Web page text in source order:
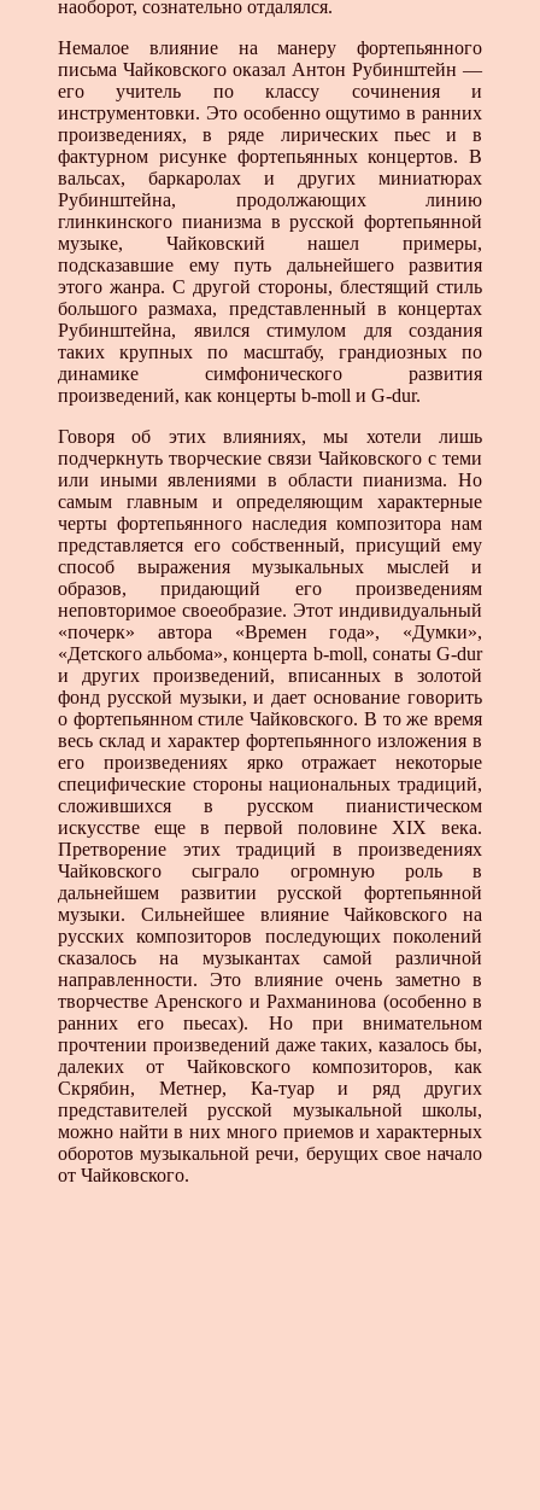
наоборот, сознательно отдалялся.
Немалое влияние на манеру фортепьянного
письма Чайковского оказал Антон Рубинштейн —
его учитель по классу сочинения и
инструментовки. Это особенно ощутимо в ранних
произведениях, в ряде лирических пьес и в
фактурном рисунке фортепьянных концертов. В
вальсах, баркаролах и других миниатюрах
Рубинштейна, продолжающих линию
глинкинского пианизма в русской фортепьянной
музыке, Чайковский нашел примеры,
подсказавшие ему путь дальнейшего развития
этого жанра. С другой стороны, блестящий стиль
большого размаха, представленный в концертах
Рубинштейна, явился стимулом для создания
таких крупных по масштабу, грандиозных по
динамике симфонического развития
произведений, как концерты b-moll и G-dur.
Говоря об этих влияниях, мы хотели лишь
подчеркнуть творческие связи Чайковского с теми
или иными явлениями в области пианизма. Но
самым главным и определяющим характерные
черты фортепьянного наследия композитора нам
представляется его собственный, присущий ему
способ выражения музыкальных мыслей и
образов, придающий его произведениям
неповторимое своеобразие. Этот индивидуальный
«почерк» автора «Времен года», «Думки»,
«Детского альбома», концерта b-moll, сонаты G-dur
и других произведений, вписанных в золотой
фонд русской музыки, и дает основание говорить
о фортепьянном стиле Чайковского. В то же время
весь склад и характер фортепьянного изложения в
его произведениях ярко отражает некоторые
специфические стороны национальных традиций,
сложившихся в русском пианистическом
искусстве еще в первой половине XIX века.
Претворение этих традиций в произведениях
Чайковского сыграло огромную роль в
дальнейшем развитии русской фортепьянной
музыки. Сильнейшее влияние Чайковского на
русских композиторов последующих поколений
сказалось на музыкантах самой различной
направленности. Это влияние очень заметно в
творчестве Аренского и Рахманинова (особенно в
ранних его пьесах). Но при внимательном
прочтении произведений даже таких, казалось бы,
далеких от Чайковского композиторов, как
Скрябин, Метнер, Ка-туар и ряд других
представителей русской музыкальной школы,
можно найти в них много приемов и характерных
оборотов музыкальной речи, берущих свое начало
от Чайковского.